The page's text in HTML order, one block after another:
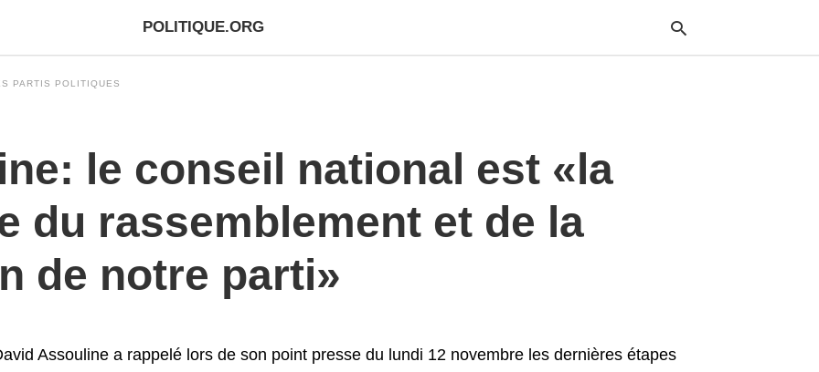
POLITIQUE.ORG
PARTIS POLITIQUES
le conseil national est «la
du rassemblement et de la
de notre parti»
Assouline a rappelé lors de son point presse du lundi 12 novembre les dernières étapes